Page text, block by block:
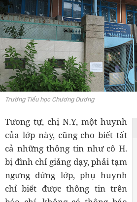
Trường Tiểu học Chương Dương
Tương tự, chị N.Y, một huynh
của lớp này, cũng cho biết tất
cả những thông tin như cô H.
bị đình chỉ giảng dạy, phải tạm
ngưng đứng lớp, phụ huynh
chỉ biết được thông tin trên